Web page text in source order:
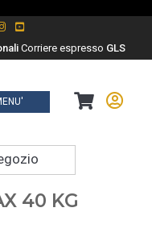
Corriere espresso GLS
DIGITALI
40 KG